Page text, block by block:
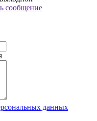
сообщение
данных